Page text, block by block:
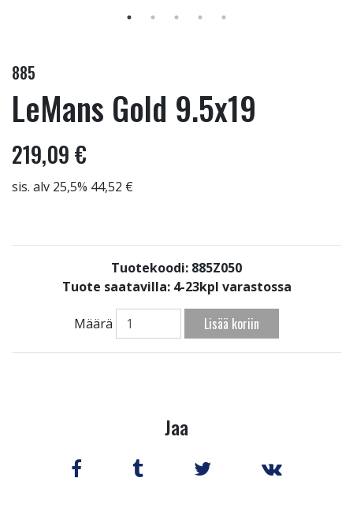
885
LeMans Gold 9.5x19
219,09 €
sis. alv 25,5% 44,52 €
Tuotekoodi: 885Z050
Tuote saatavilla: 4-23kpl varastossa
Määrä Lisää koriin
Jaa